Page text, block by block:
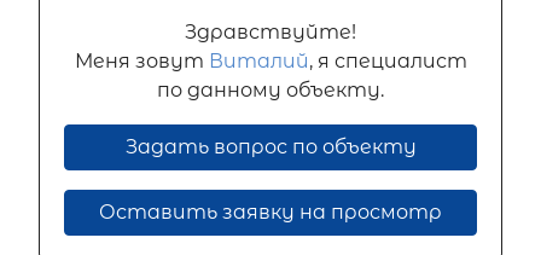
Здравствуйте!
Меня зовут Виталий, я специалист
по данному объекту.
Задать вопрос по объекту
Оставить заявку на просмотр